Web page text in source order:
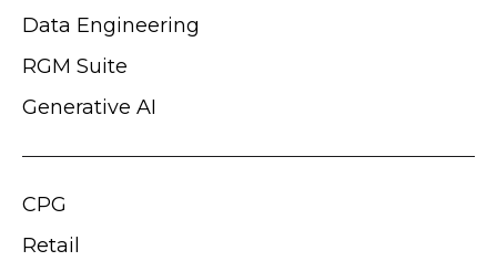
Data Engineering
RGM Suite
Generative AI
CPG
Retail